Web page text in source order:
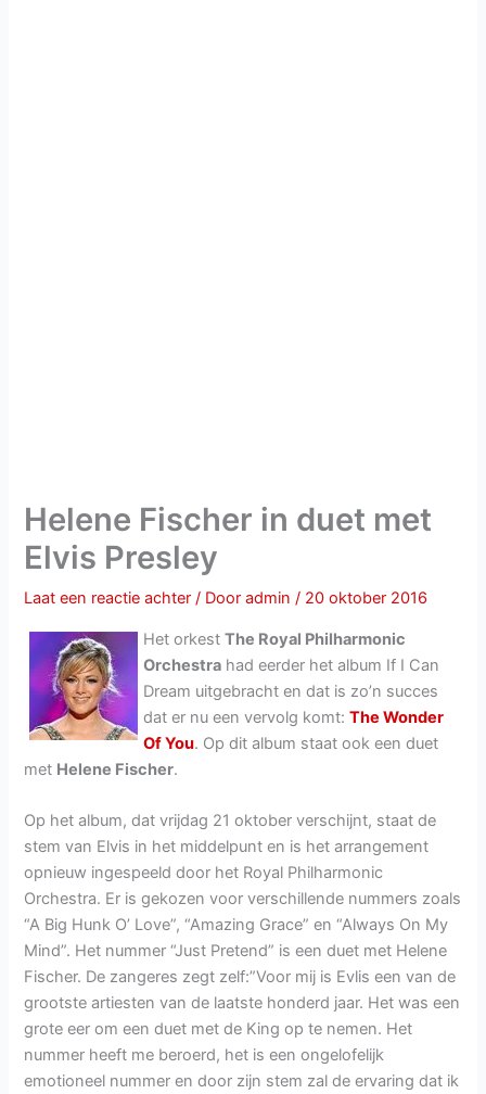
Helene Fischer in duet met
Elvis Presley
Laat een reactie achter / Dooradmin/ 20 oktober 2016
Het orkestThe Royal Philharmonic
Orchestra had eerder het album If I Can
Dream uitgebracht en dat is zo’n succes
dat er nu een vervolg komt:The Wonder
Of You. Op dit album staat ook een duet
met Helene Fischer.
Op het album, dat vrijdag 21 oktober verschijnt, staat de
stem van Elvis in het middelpunt en is het arrangement
opnieuw ingespeeld door het Royal Philharmonic
Orchestra. Er is gekozen voor verschillende nummers zoals
“A Big Hunk O’ Love”, “Amazing Grace” en “Always On My
Mind”. Het nummer “Just Pretend” is een duet met Helene
Fischer. De zangeres zegt zelf:”Voor mij is Evlis een van de
grootste artiesten van de laatste honderd jaar. Het was een
grote eer om een duet met de King op te nemen. Het
nummer heeft me beroerd, het is een ongelofelijk
emotioneel nummer en door zijn stem zal de ervaring dat ik